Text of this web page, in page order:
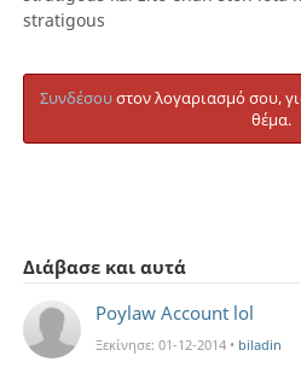
stratigous
Συνδέσουστον λογαριασμό σου,
θέμα.
Διάβασε και αυτά
Poylaw Account lol
Ξεκίνησε: 01-12-2014 • biladin